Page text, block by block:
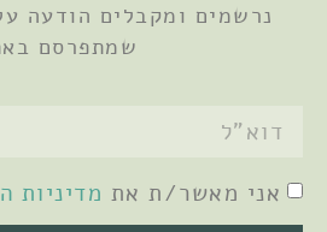
נרשמים ומקבלים הודעה
שמתפרסם
אני מאשר/ת את מדיניות